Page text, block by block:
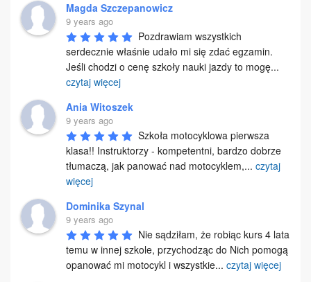
Magda Szczepanowicz
9 years ago
Pozdrawiam wszystkich
serdecznie właśnie udało mi się zdać egzamin.
Jeśli chodzi o cenę szkoły nauki jazdy to mogę...
czytaj więcej
Ania Witoszek
9 years ago
Szkoła motocyklowa pierwsza
klasa!! Instruktorzy - kompetentni, bardzo dobrze
tłumaczą, jak panować nad motocyklem,... czytaj
więcej
Dominika Szynal
9 years ago
Nie sądziłam, że robiąc kurs 4 lata
temu w innej szkole, przychodząc do Nich pomogą
opanować mi motocykl i wszystkie... czytaj więcej